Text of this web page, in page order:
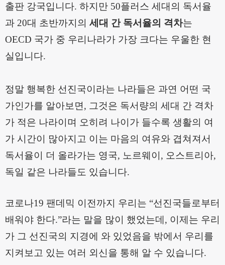
출판 강국입니다. 하지만 50플러스 세대의 독서율
과 20대 초반까지의 세대 간 독서율의 격차는
OECD 국가 중 우리나라가 가장 크다는 우울한 현
실입니다.
정말 행복한 선진국이라는 나라들은 과연 어떤 국
가인가를 알아보면, 그것은 독서량의 세대 간 격차
가 적은 나라이며 오히려 나이가 들수록 생활의 여
가 시간이 많아지고 이는 마음의 여유와 겹쳐져서
독서율이 더 올라가는 영국, 노르웨이, 오스트리아,
독일 같은 나라들도 있습니다.
코로나19 팬데믹 이전까지 우리는 “선진국들로부터
배워야 한다.”라는 말을 많이 했었는데, 이제는 우리
가 그 선진국의 지경에 와 있었음을 밖에서 우리를
지켜보고 있는 여러 외신을 통해 알 수 있습니다.